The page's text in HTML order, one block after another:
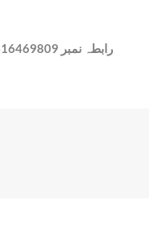
رابطہ نمبر 03316469809۔ (03337425259 بذریعہ واٹس ایپ